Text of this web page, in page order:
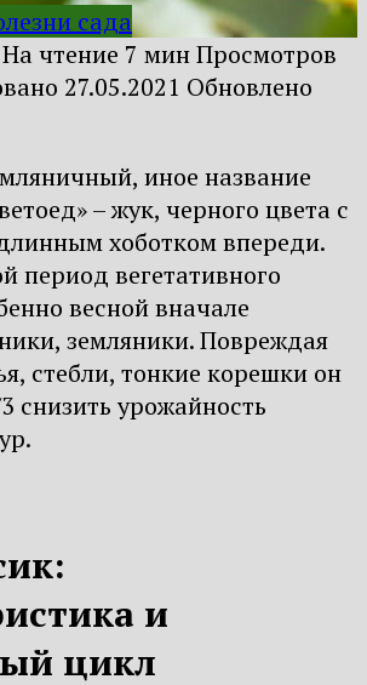
сада
На чтение 7 минПросмотров
27.05.2021 Обновлено
иное название
– жук, черного цвета с
хоботком впереди.
период вегетативного
весной вначале
земляники. Повреждая
стебли, тонкие корешки он
снизить урожайность
и
цикл